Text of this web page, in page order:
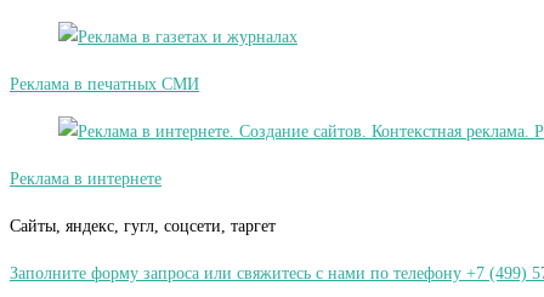
Реклама в печатных СМИ
Реклама в интернете
Сайты, яндекс, гугл, соцсети, таргет
Заполните форму запроса или свяжитесь с нами по телефону +7